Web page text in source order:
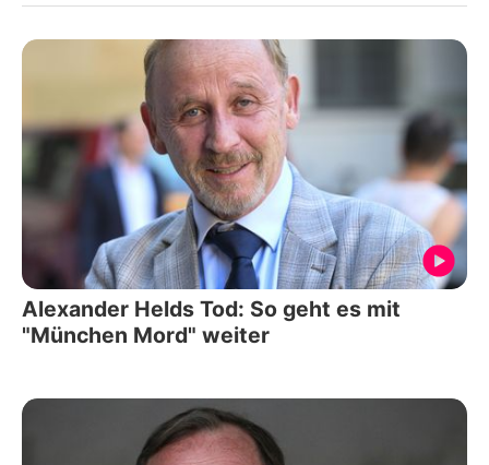
Alexander Helds Tod: So geht es mit
"München Mord" weiter